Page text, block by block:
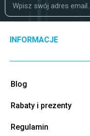
INFORMACJE
Blog
Rabaty i prezenty
Regulamin